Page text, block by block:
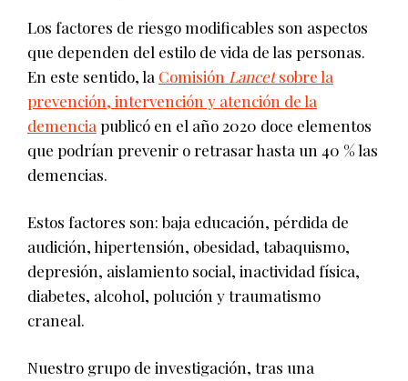
Los factores de riesgo modificables son aspectos
que dependen del estilo de vida de las personas.
En este sentido, la Comisión Lancetsobre la
prevención, intervención y atención de la
demencia publicó en el año 2020 doce elementos
que podrían prevenir o retrasar hasta un 40 % las
demencias.
Estos factores son: baja educación, pérdida de
audición, hipertensión, obesidad, tabaquismo,
depresión, aislamiento social, inactividad física,
diabetes, alcohol, polución y traumatismo
craneal.
Nuestro grupo de investigación, tras una